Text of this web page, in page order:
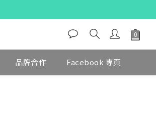
品牌合作 Facebook 專頁